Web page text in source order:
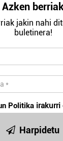
Azken
jakin nahi
buletinera!
Politika irakurri
Harpidetu